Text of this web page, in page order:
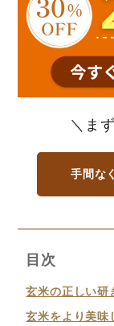
＼ま
手間な
目次
玄米の正しい研
玄米をより美味